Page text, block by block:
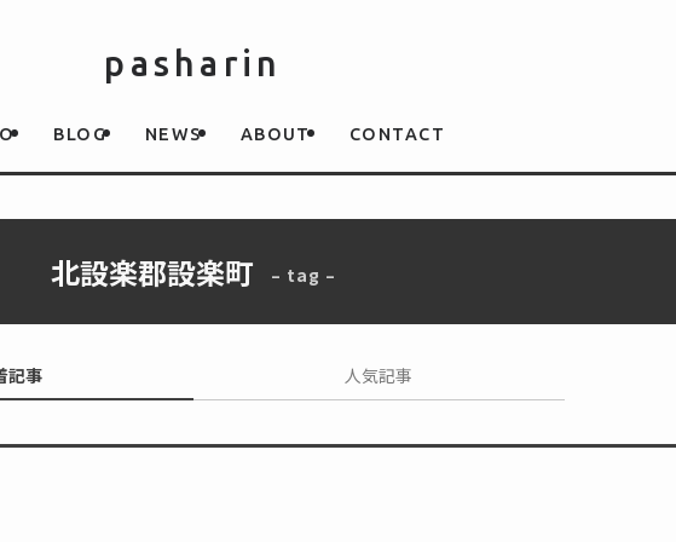
pasharin
BLOG NEWS ABOUT CONTACT
北設楽郡設楽町 – tag –
記事 人気記事